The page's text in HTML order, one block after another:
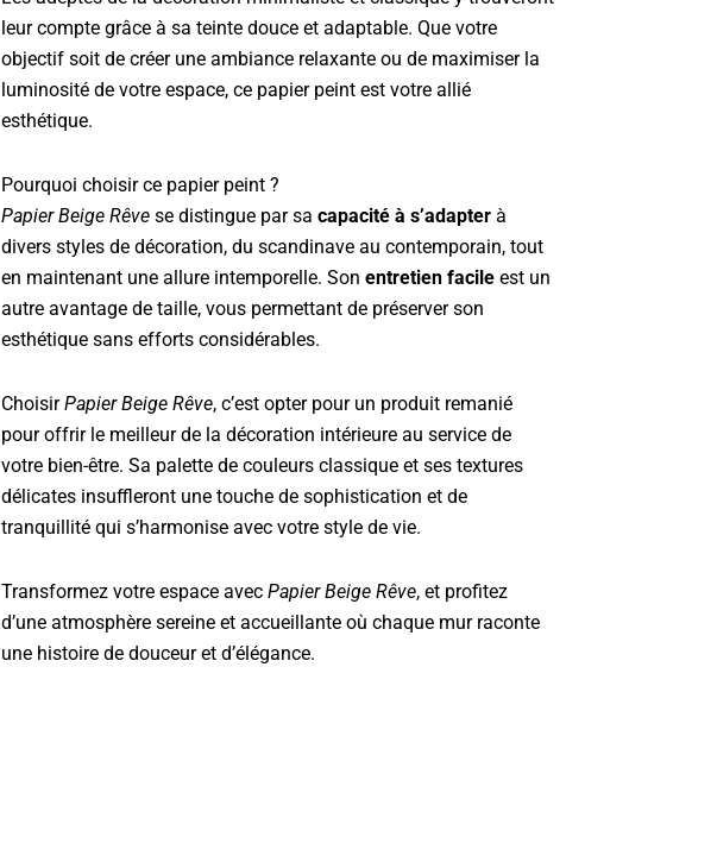
leur compte grâce à sa teinte douce et adaptable. Que votre
objectif soit de créer une ambiance relaxante ou de maximiser la
luminosité de votre espace, ce papier peint est votre allié
esthétique.
Pourquoi choisir ce papier peint ?
Papier Beige Rêve se distingue par sa capacité à s’adapter à
divers styles de décoration, du scandinave au contemporain, tout
en maintenant une allure intemporelle. Son entretien facile est un
autre avantage de taille, vous permettant de préserver son
esthétique sans efforts considérables.
ChoisirPapier Beige Rêve, c’est opter pour un produit remanié
pour offrir le meilleur de la décoration intérieure au service de
votre bien-être. Sa palette de couleurs classique et ses textures
délicates insuffleront une touche de sophistication et de
tranquillité qui s’harmonise avec votre style de vie.
Transformez votre espace avec Papier Beige Rêve, et profitez
d’une atmosphère sereine et accueillante où chaque mur raconte
une histoire de douceur et d’élégance.